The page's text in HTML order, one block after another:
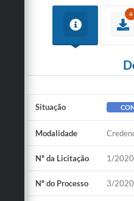
4
Situação
Modalidade
Nº da Licitação 1/2020
Nº do Processo 3/2020